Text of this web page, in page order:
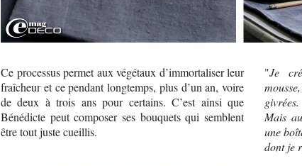
Ce processus permet aux végétaux d’immortaliser leur
fraîcheur et ce pendant longtemps, plus d’un an, voire
de deux à trois ans pour certains. C’est ainsi que
Bénédicte peut composer ses bouquets qui semblent
être tout juste cueillis.
"Je
givrées.
Mais
une
dont je